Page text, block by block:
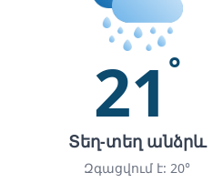
21 °
Տեղ-տեղ անձրև
Զգացվում է: 20°